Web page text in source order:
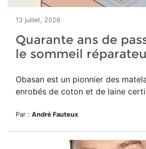
13 juillet, 2026
Quarante ans de
le sommeil
Obasan est un pionnier des
enrobés de coton et de laine
Par : André Fauteux